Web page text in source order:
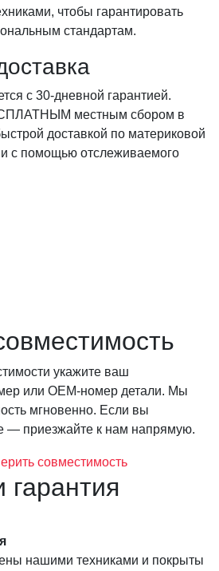
чтобы гарантировать
стандартам.
с 30-дневной гарантией.
местным сбором в
доставкой по материковой
с помощью отслеживаемого
укажите ваш
или OEM-номер детали. Мы
мгновенно. Если вы
— приезжайте к нам напрямую.
совместимость
гарантия
нашими техниками и покрыты